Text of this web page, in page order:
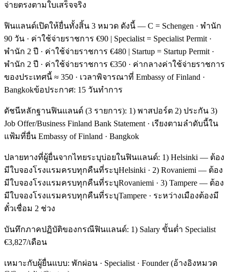
จ่ายตรงตามใบเสร็จจริง
ฟินแลนด์เปิดให้ยื่นทั้งสิ้น 3 หมวด ดังนี้ — C = Schengen · พำนัก
90 วัน · ค่าใช้จ่ายราชการ €90 | Specialist = Specialist Permit ·
พำนัก 2 ปี · ค่าใช้จ่ายราชการ €480 | Startup = Startup Permit ·
พำนัก 2 ปี · ค่าใช้จ่ายราชการ €350 · ค่ากลางค่าใช้จ่ายราชการ
ของประเทศนี้ ≈ 350 · เวลาพิจารณาที่ Embassy of Finland ·
Bangkokข้อประกาศ: 15 วันทำการ
ดัชนีหลักฐานฟินแลนด์ (3 รายการ): 1) พาสปอร์ต 2) ประกัน 3)
Job Offer/Business Finland Bank Statement · เรียงตามลำดับนี้ใน
แฟ้มที่ยื่น Embassy of Finland · Bangkok
ปลายทางที่ผู้ยื่นจากไทยระบุบ่อยในฟินแลนด์: 1) Helsinki — ต้อง
มีใบจองโรงแรมครบทุกคืนที่ระบุHelsinki · 2) Rovaniemi — ต้อง
มีใบจองโรงแรมครบทุกคืนที่ระบุRovaniemi · 3) Tampere — ต้อง
มีใบจองโรงแรมครบทุกคืนที่ระบุTampere · ระหว่างเมืองต้องมี
ตั๋วเชื่อม 2 ช่วง
บันทึกภาคปฏิบัติของกรณีฟินแลนด์: 1) Salary ขั้นต่ำ Specialist
€3,827/เดือน
เหมาะกับผู้ยื่นแบบ: พักผ่อน · Specialist · Founder (อ้างอิงหมวด